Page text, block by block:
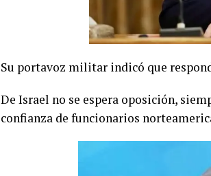
Su portavoz militar indicó que
De Israel no se espera oposición,
confianza de funcionarios